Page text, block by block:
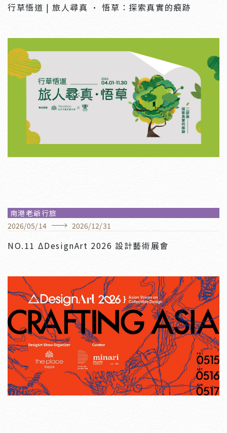
行草悟道 | 旅人尋真 · 悟草：探索真實的痕跡
南港老爺行旅
2026/05/14 2026/12/31
NO.11 ΔDesignArt 2026 設計藝術展會